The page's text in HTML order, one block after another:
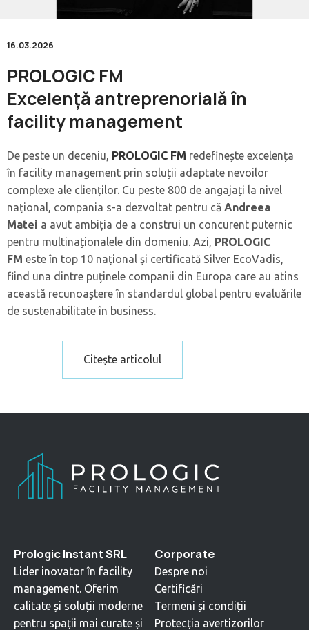
16.03.2026
PROLOGIC FM
Excelență antreprenorială în
facility management
De peste un deceniu, PROLOGIC FM redefinește excelența
în facility management prin soluții adaptate nevoilor
complexe ale clienților. Cu peste 800 de angajați la nivel
național, compania s-a dezvoltat pentru că Andreea
Matei a avut ambiția de a construi un concurent puternic
pentru multinaționalele din domeniu. Azi, PROLOGIC
FM este în top 10 național și certificată Silver EcoVadis,
fiind una dintre puținele companii din Europa care au atins
această recunoaștere în standardul global pentru evaluările
de sustenabilitate în business.
Citește articolul
Prologic Instant SRL
Lider inovator în facility
management. Oferim
calitate și soluții moderne
pentru spații mai curate și
Corporate
Despre noi
Certificări
Termeni și condiții
Protecția avertizorilor